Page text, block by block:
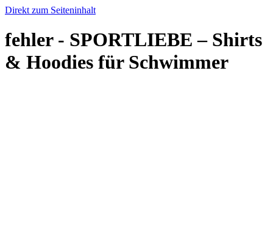
Direkt zum Seiteninhalt
fehler - SPORTLIEBE – Shirts
& Hoodies für Schwimmer